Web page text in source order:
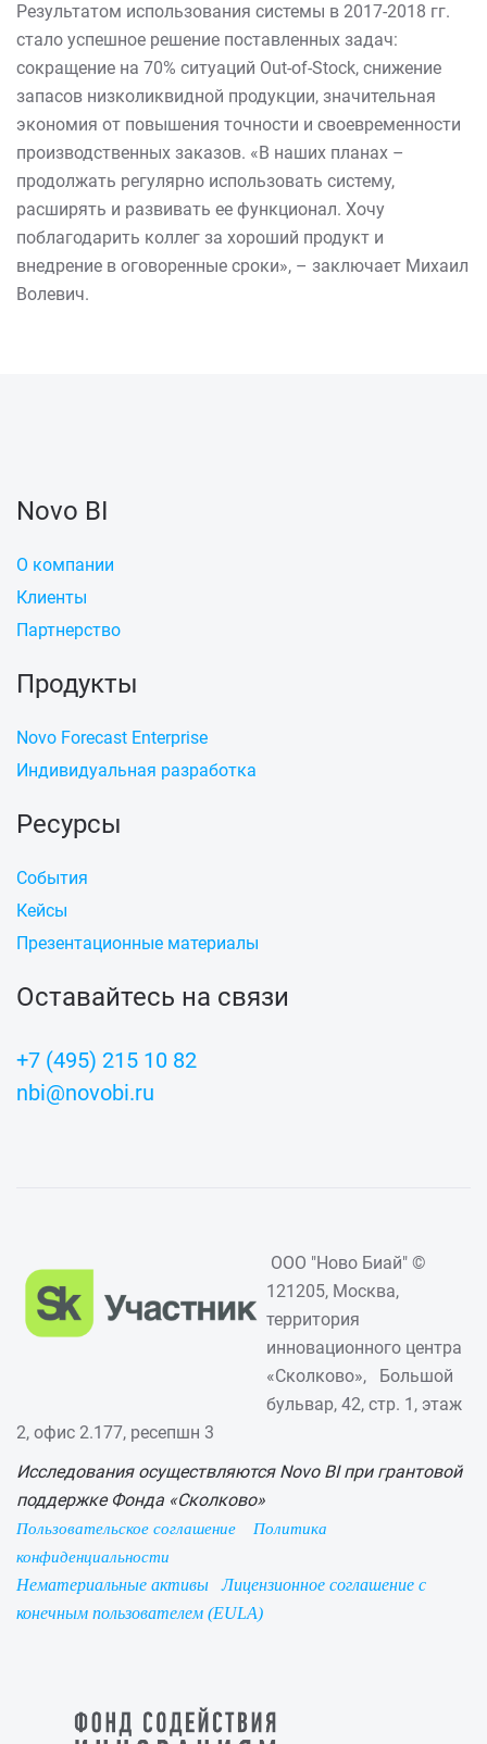
Результатом использования системы в 2017-2018 гг.
стало успешное решение поставленных задач:
сокращение на 70% ситуаций Out-of-Stock, снижение
запасов низколиквидной продукции, значительная
экономия от повышения точности и своевременности
производственных заказов. «В наших планах –
продолжать регулярно использовать систему,
расширять и развивать ее функционал. Хочу
поблагодарить коллег за хороший продукт и
внедрение в оговоренные сроки», – заключает Михаил
Волевич.
Novo BI
О компании
Клиенты
Партнерство
Продукты
Novo Forecast Enterprise
Индивидуальная разработка
Ресурсы
События
Кейсы
Презентационные материалы
Оставайтесь на связи
+7 (495) 215 10 82
nbi@novobi.ru
ООО "Ново Биай" ©
121205, Москва,
территория
инновационного центра
«Сколково», Большой
бульвар, 42, стр. 1, этаж
2, офис 2.177, ресепшн 3
Исследования осуществляются Novo BI при грантовой
поддержке Фонда «Сколково»
Пользовательское соглашение
Политика
конфиденциальности
Нематериальные активы
Лицензионное соглашение с
конечным пользователем (EULA)